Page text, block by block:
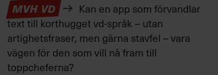
MVH VD
Kan en app som förvandlar
text till korthugget vd-språk – utan
artighetsfraser, men gärna stavfel – vara
vägen för den som vill nå fram till
toppcheferna?